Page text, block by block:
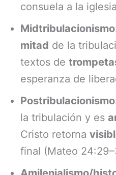
consuela a la
Midtribulacionismo
mitad de la
textos de
esperanza de
Postribulacionismo
la tribulación y es
Cristo retorna
final (Mateo